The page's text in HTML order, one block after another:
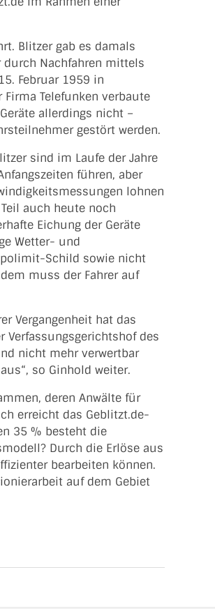
Blitzer gab es damals
Nachfahren mittels
Februar 1959 in
Telefunken verbaute
allerdings nicht –
gestört werden.
sind im Laufe der Jahre
führen, aber
lohnen
auch heute noch
Eichung der Geräte
Wetter- und
Schild sowie nicht
muss der Fahrer auf
Vergangenheit hat das
Verfassungsgerichtshof des
nicht mehr verwertbar
so Ginhold weiter.
deren Anwälte für
erreicht das Geblitzt.de-
35 % besteht die
Durch die Erlöse aus
bearbeiten können.
auf dem Gebiet